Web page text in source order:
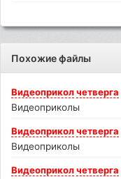
Похожие файлы
Видеоприкол четверга
Видеоприколы
Видеоприкол четверга
Видеоприколы
Видеоприкол четверга